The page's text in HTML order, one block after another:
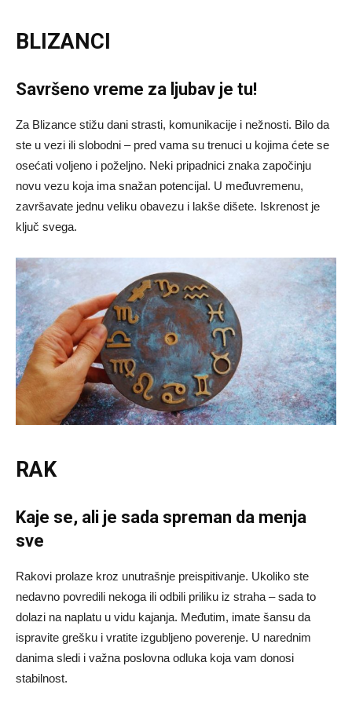
BLIZANCI
Savršeno vreme za ljubav je tu!
Za Blizance stižu dani strasti, komunikacije i nežnosti. Bilo da
ste u vezi ili slobodni – pred vama su trenuci u kojima ćete se
osećati voljeno i poželjno. Neki pripadnici znaka započinju
novu vezu koja ima snažan potencijal. U međuvremenu,
završavate jednu veliku obavezu i lakše dišete. Iskrenost je
ključ svega.
RAK
Kaje se, ali je sada spreman da menja
sve
Rakovi prolaze kroz unutrašnje preispitivanje. Ukoliko ste
nedavno povredili nekoga ili odbili priliku iz straha – sada to
dolazi na naplatu u vidu kajanja. Međutim, imate šansu da
ispravite grešku i vratite izgubljeno poverenje. U narednim
danima sledi i važna poslovna odluka koja vam donosi
stabilnost.